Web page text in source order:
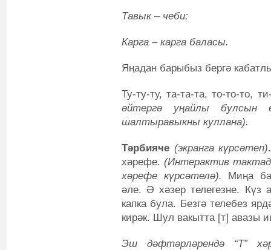
Тавык – чеби;
Карга – карга баласы.
Яңадан барыбыз бергә
Ту-ту-ту, та-та-та, то-то-то,
әйтергә уңайлы булсын
шалтыравыкны куллана).
Тәрбияче (экранга күрсәтеп).
хәрефе.(Интерактив
хәрефе күрсәтелә). Миңа
әле. Ә хәзер телегезне. Күз
капка була. Безгә телебез
кирәк. Шул вакытта [т] авазы
Эш дәфтәрләрендә “Т”